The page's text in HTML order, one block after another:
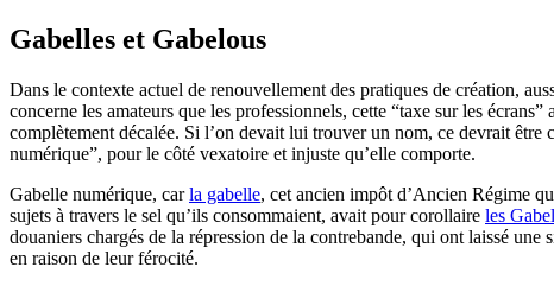
Gabelles et Gabelous
Dans le contexte actuel de renouvellement des pratiques de création,
concerne les amateurs que les professionnels, cette “taxe sur les écrans”
complètement décalée. Si l’on devait lui trouver un nom, ce devrait être
numérique”, pour le côté vexatoire et injuste qu’elle comporte.
Gabelle numérique, carla gabelle, cet ancien impôt d’Ancien Régime
sujets à travers le sel qu’ils consommaient, avait pour corollaire les
douaniers chargés de la répression de la contrebande, qui ont laissé une
en raison de leur férocité.